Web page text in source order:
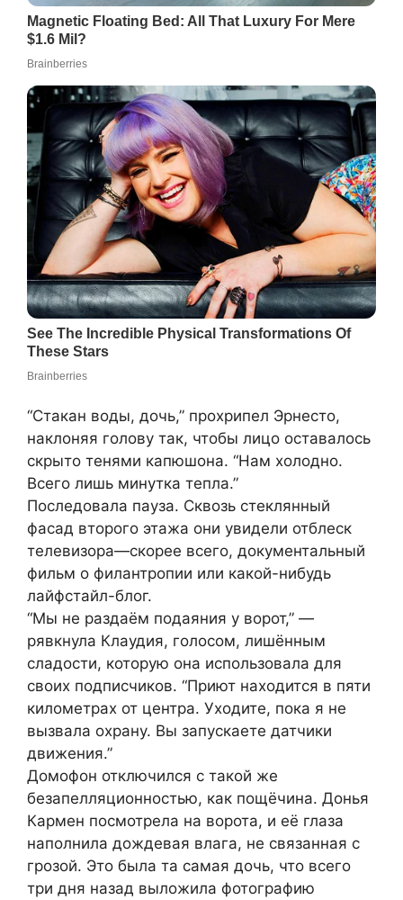
“Стакан воды, дочь,” прохрипел Эрнесто,
наклоняя голову так, чтобы лицо оставалось
скрыто тенями капюшона. “Нам холодно.
Всего лишь минутка тепла.”
Последовала пауза. Сквозь стеклянный
фасад второго этажа они увидели отблеск
телевизора—скорее всего, документальный
фильм о филантропии или какой-нибудь
лайфстайл-блог.
“Мы не раздаём подаяния у ворот,” —
рявкнула Клаудия, голосом, лишённым
сладости, которую она использовала для
своих подписчиков. “Приют находится в пяти
километрах от центра. Уходите, пока я не
вызвала охрану. Вы запускаете датчики
движения.”
Домофон отключился с такой же
безапелляционностью, как пощёчина. Донья
Кармен посмотрела на ворота, и её глаза
наполнила дождевая влага, не связанная с
грозой. Это была та самая дочь, что всего
три дня назад выложила фотографию